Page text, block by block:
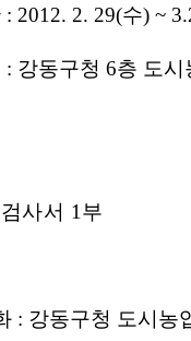
2012. 2. 29(수) ~
강동구청 6층 도시
사서 1부
강동구청 도시농